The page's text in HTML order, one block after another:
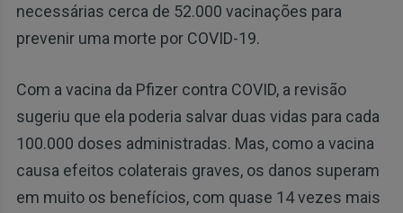
necessárias cerca de 52.000 vacinações para
prevenir uma morte por COVID-19.
Com a vacina da Pfizer contra COVID, a revisão
sugeriu que ela poderia salvar duas vidas para cada
100.000 doses administradas. Mas, como a vacina
causa efeitos colaterais graves, os danos superam
em muito os benefícios, com quase 14 vezes mais